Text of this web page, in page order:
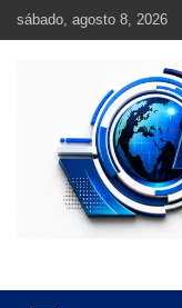
sábado, agosto 8, 2026